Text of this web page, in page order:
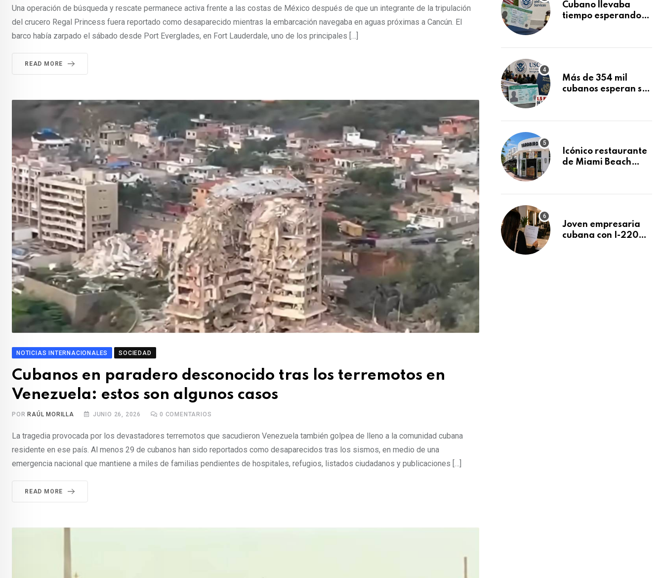
Una operación de búsqueda y rescate permanece activa frente a las costas de México después de que un integrante de la tripulación
del crucero Regal Princess fuera reportado como desaparecido mientras la embarcación navegaba en aguas próximas a Cancún. El
barco había zarpado el sábado desde Port Everglades, en Fort Lauderdale, uno de los principales […]
READ MORE
NOTICIAS INTERNACIONALES SOCIEDAD
Cubanos en paradero desconocido tras los terremotos en
Venezuela: estos son algunos casos
POR RAÚL MORILLA JUNIO 26, 2026 0 COMENTARIOS
La tragedia provocada por los devastadores terremotos que sacudieron Venezuela también golpea de lleno a la comunidad cubana
residente en ese país. Al menos 29 de cubanos han sido reportados como desaparecidos tras los sismos, en medio de una
emergencia nacional que mantiene a miles de familias pendientes de hospitales, refugios, listados ciudadanos y publicaciones […]
READ MORE
Cubano llevaba
tiempo esperando
tras Writ of
Más de 354 mil
cubanos esperan su
acumula 1.5 millones
Icónico restaurante
de Miami Beach
después de 15 años
Joven empresaria
cubana con I-220A